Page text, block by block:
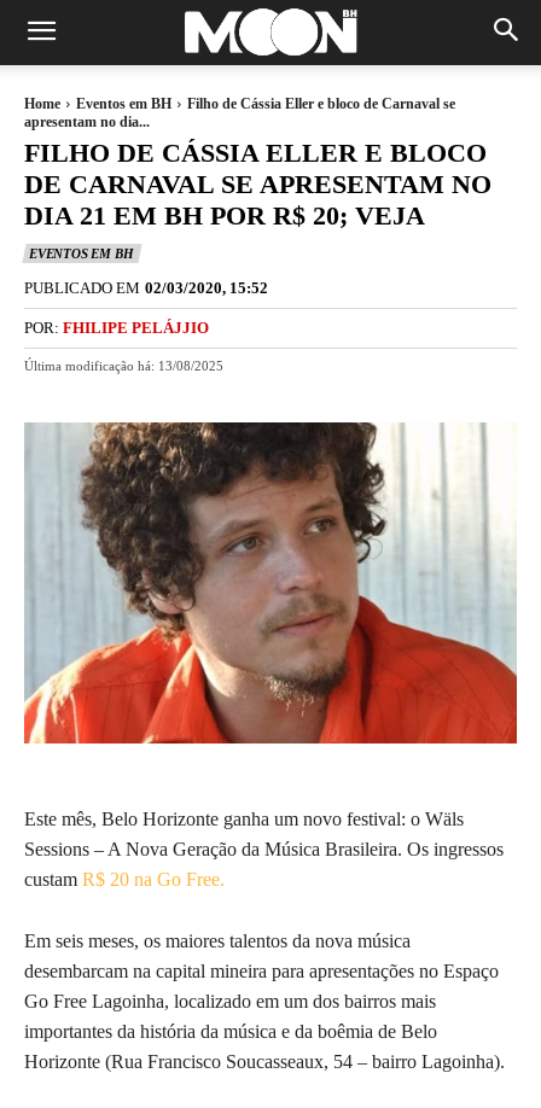
Home Eventos em BH
Filho de Cássia Eller e bloco de Carnaval se
apresentam no dia...
FILHO DE CÁSSIA ELLER E BLOCO
DE CARNAVAL SE APRESENTAM NO
DIA 21 EM BH POR R$ 20; VEJA
EVENTOS EM BH
PUBLICADO EM 02/03/2020, 15:52
POR: FHILIPE PELÁJJIO
Última modificação há: 13/08/2025
Este mês, Belo Horizonte ganha um novo festival: o Wäls
Sessions – A Nova Geração da Música Brasileira. Os ingressos
custam R$ 20 na Go Free.
Em seis meses, os maiores talentos da nova música
desembarcam na capital mineira para apresentações no Espaço
Go Free Lagoinha, localizado em um dos bairros mais
importantes da história da música e da boêmia de Belo
Horizonte (Rua Francisco Soucasseaux, 54 – bairro Lagoinha).